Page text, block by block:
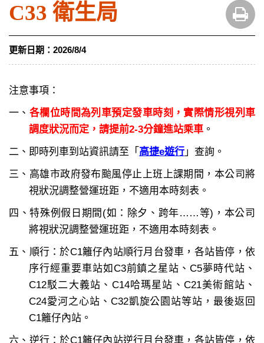
C33 衛生局
更新日期： 2026/8/4
注意事項：
一、 各欄位時間為列車預定發車時刻，實際情形視列車
調度狀況而定，請提前2-3分鐘進站乘車 。
二、即時列車到站資訊請至「 高捷e遊行 」查詢。
三、高雄市政府發布颱風停止上班上課期間，本公司將
視狀況調整營運班距，不適用本時刻表。
四、特殊例假日期間(如：除夕、跨年……等)，本公司
將視狀況調整營運班距，不適用本時刻表。
五、順行：於C1籬仔內站順行月台發車，各站皆停，依
序行經重要車站如C3前鎮之星站、C5夢時代站、
C12駁二大義站、C14哈瑪星站、C21美術館站、
C24愛河之心站、C32凱旋公園站等站，最後返回
C1籬仔內站。
六、逆行：於C1籬仔內站逆行月台發車，各站皆停，依